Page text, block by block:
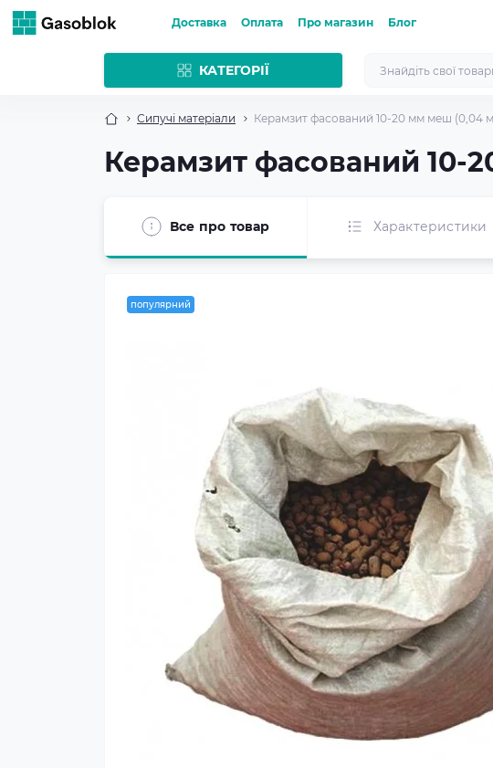
Доставка Оплата Про магазин Блог
КАТЕГОРІЇ
Сипучі матеріали Керамзит фасований 10-20 мм меш (0,04
Керамзит фасований 10-
Все про товар Характеристики
популярний